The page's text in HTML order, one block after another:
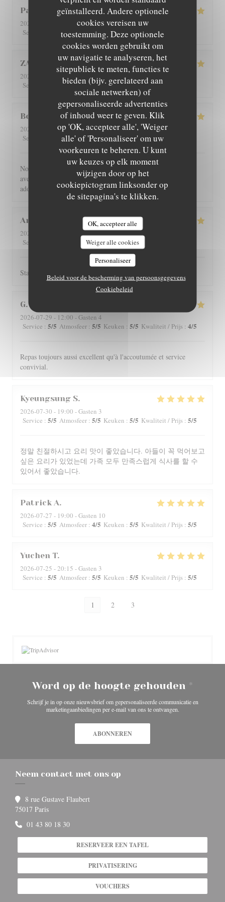
geïnstalleerd. Andere optionele
cookies vereisen uw
toestemming. Deze optionele
cookies worden gebruikt om
uw navigatie te analyseren, het
sitepubliek te meten, functies te
bieden (bijv. gerelateerd aan
sociale netwerken) of
gepersonaliseerde advertenties
of inhoud weer te geven. Klik
op 'OK, accepteer alle', 'Weiger
alle' of 'Personaliseer' om uw
voorkeuren te beheren. U kunt
uw keuzes op elk moment
wijzigen door op het
cookiepictogram linksonder op
de sitepagina's te klikken.
OK, accepteer alle
Weiger alle cookies
Personaliseer
Beleid voor de bescherming van persoonsgegevens
Cookiebeleid
Patricia C
2026-08-01
- 12:30 - Gasten 4
Service
Atmosfeer:5/5 Keuken: 5/5 Kwaliteit / Prijs
ZAN
2026-07-29
- 19:00 - Gasten 2
Service
Atmosfeer :5/5 Keuken:5/5 Kwaliteit / Prijs
Benoît
2026-07-30
- 21:00 - Gasten 4
Service
Atmosfeer :5/5 Keuken:5/5 Kwaliteit / Prijs
Nous avons été très bien reçu et servi, accueil très chaleureux,
avec des produits de bonne qualité, très bon restaurant. J'ai
adoré.
Angie
2026-07-31
- 12:00 - Gasten 2
Service
Atmosfeer:4/5 Keuken: 4/5
Staff is really friendly and food is nicely served.
G
2026-07-29 - 12:00 - Gasten 4
Service : 5/5 Atmosfeer : 5/5 Keuken : 5/5 Kwaliteit / Prijs : 4/5
Repas toujours aussi excellent qu'à l'accoutumée et service
convivial.
Kyeungsung S
2026-07-30 - 19:00 - Gasten 3
Service : 5/5 Atmosfeer : 5/5 Keuken : 5/5 Kwaliteit / Prijs : 5/5
정말 친절하시고 요리 맛이 좋았습니다. 아들이 꼭 먹어보고
싶은 요리가 있었는데 가족 모두 만족스럽게 식사를 할 수
있어서 좋았습니다.
Patrick A
2026-07-27 - 19:00 - Gasten 10
Service : 5/5 Atmosfeer : 4/5 Keuken : 5/5 Kwaliteit / Prijs : 5/5
Yuchen T
2026-07-25 - 20:15 - Gasten 3
Service : 5/5 Atmosfeer : 5/5 Keuken : 5/5 Kwaliteit / Prijs : 5/5
1 2 3
Word op de hoogte gehouden *
Schrijf je in op onze nieuwsbrief om gepersonaliseerde communicatie en
marketingaanbiedingen per e-mail van ons te ontvangen.
ABONNEREN
Neem contact met ons op
8 rue Gustave Flaubert
75017 Paris((opent in een nieuw venster))
01 43 80 18 30
RESERVEER EEN TAFEL
PRIVATISERING
VOUCHERS